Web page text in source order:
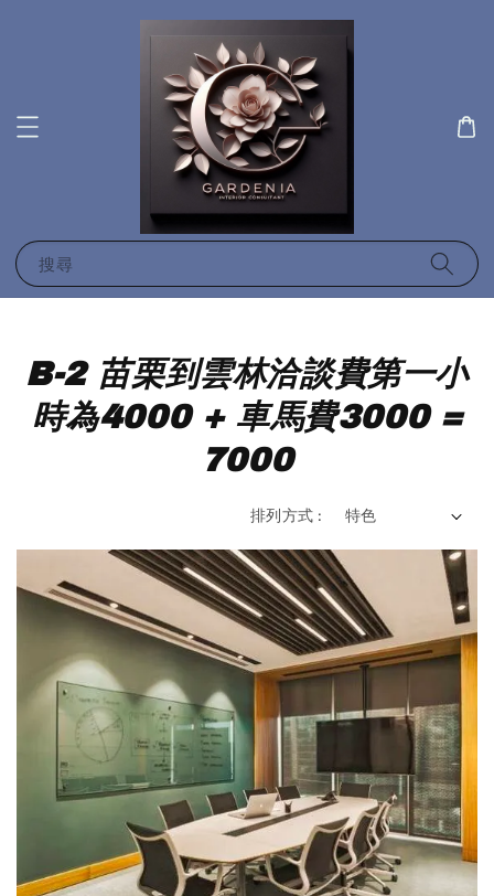
搜尋
B-2 苗栗到雲林洽談費第一小
時為4000 + 車馬費3000 =
7000
排列方式 :